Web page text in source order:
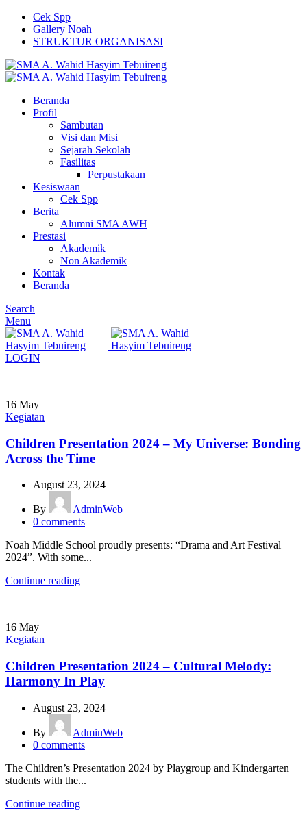
Cek Spp
Gallery Noah
STRUKTUR ORGANISASI
Beranda
Profil
Sambutan
Visi dan Misi
Sejarah Sekolah
Fasilitas
Perpustakaan
Kesiswaan
Cek Spp
Berita
Alumni SMA AWH
Prestasi
Akademik
Non Akademik
Kontak
Beranda
Search
Menu
LOGIN
16 May
Kegiatan
Children Presentation 2024 – My Universe: Bonding
Across the Time
August 23, 2024
By
AdminWeb
0 comments
Noah Middle School proudly presents: “Drama and Art Festival
2024”. With some...
Continue reading
16 May
Kegiatan
Children Presentation 2024 – Cultural Melody:
Harmony In Play
August 23, 2024
By
AdminWeb
0 comments
The Children’s Presentation 2024 by Playgroup and Kindergarten
students with the...
Continue reading